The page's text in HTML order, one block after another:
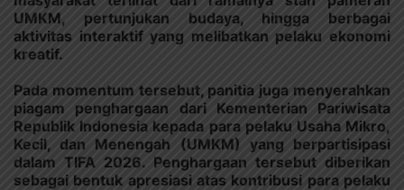
UMKM, pertunjukan budaya, hingga berbagai
aktivitas interaktif yang melibatkan pelaku ekonomi
kreatif.
Pada momentum tersebut, panitia juga menyerahkan
piagam penghargaan dari Kementerian Pariwisata
Republik Indonesia kepada para pelaku Usaha Mikro,
Kecil, dan Menengah (UMKM) yang berpartisipasi
dalam TIFA 2026. Penghargaan tersebut diberikan
sebagai bentuk apresiasi atas kontribusi para pelaku